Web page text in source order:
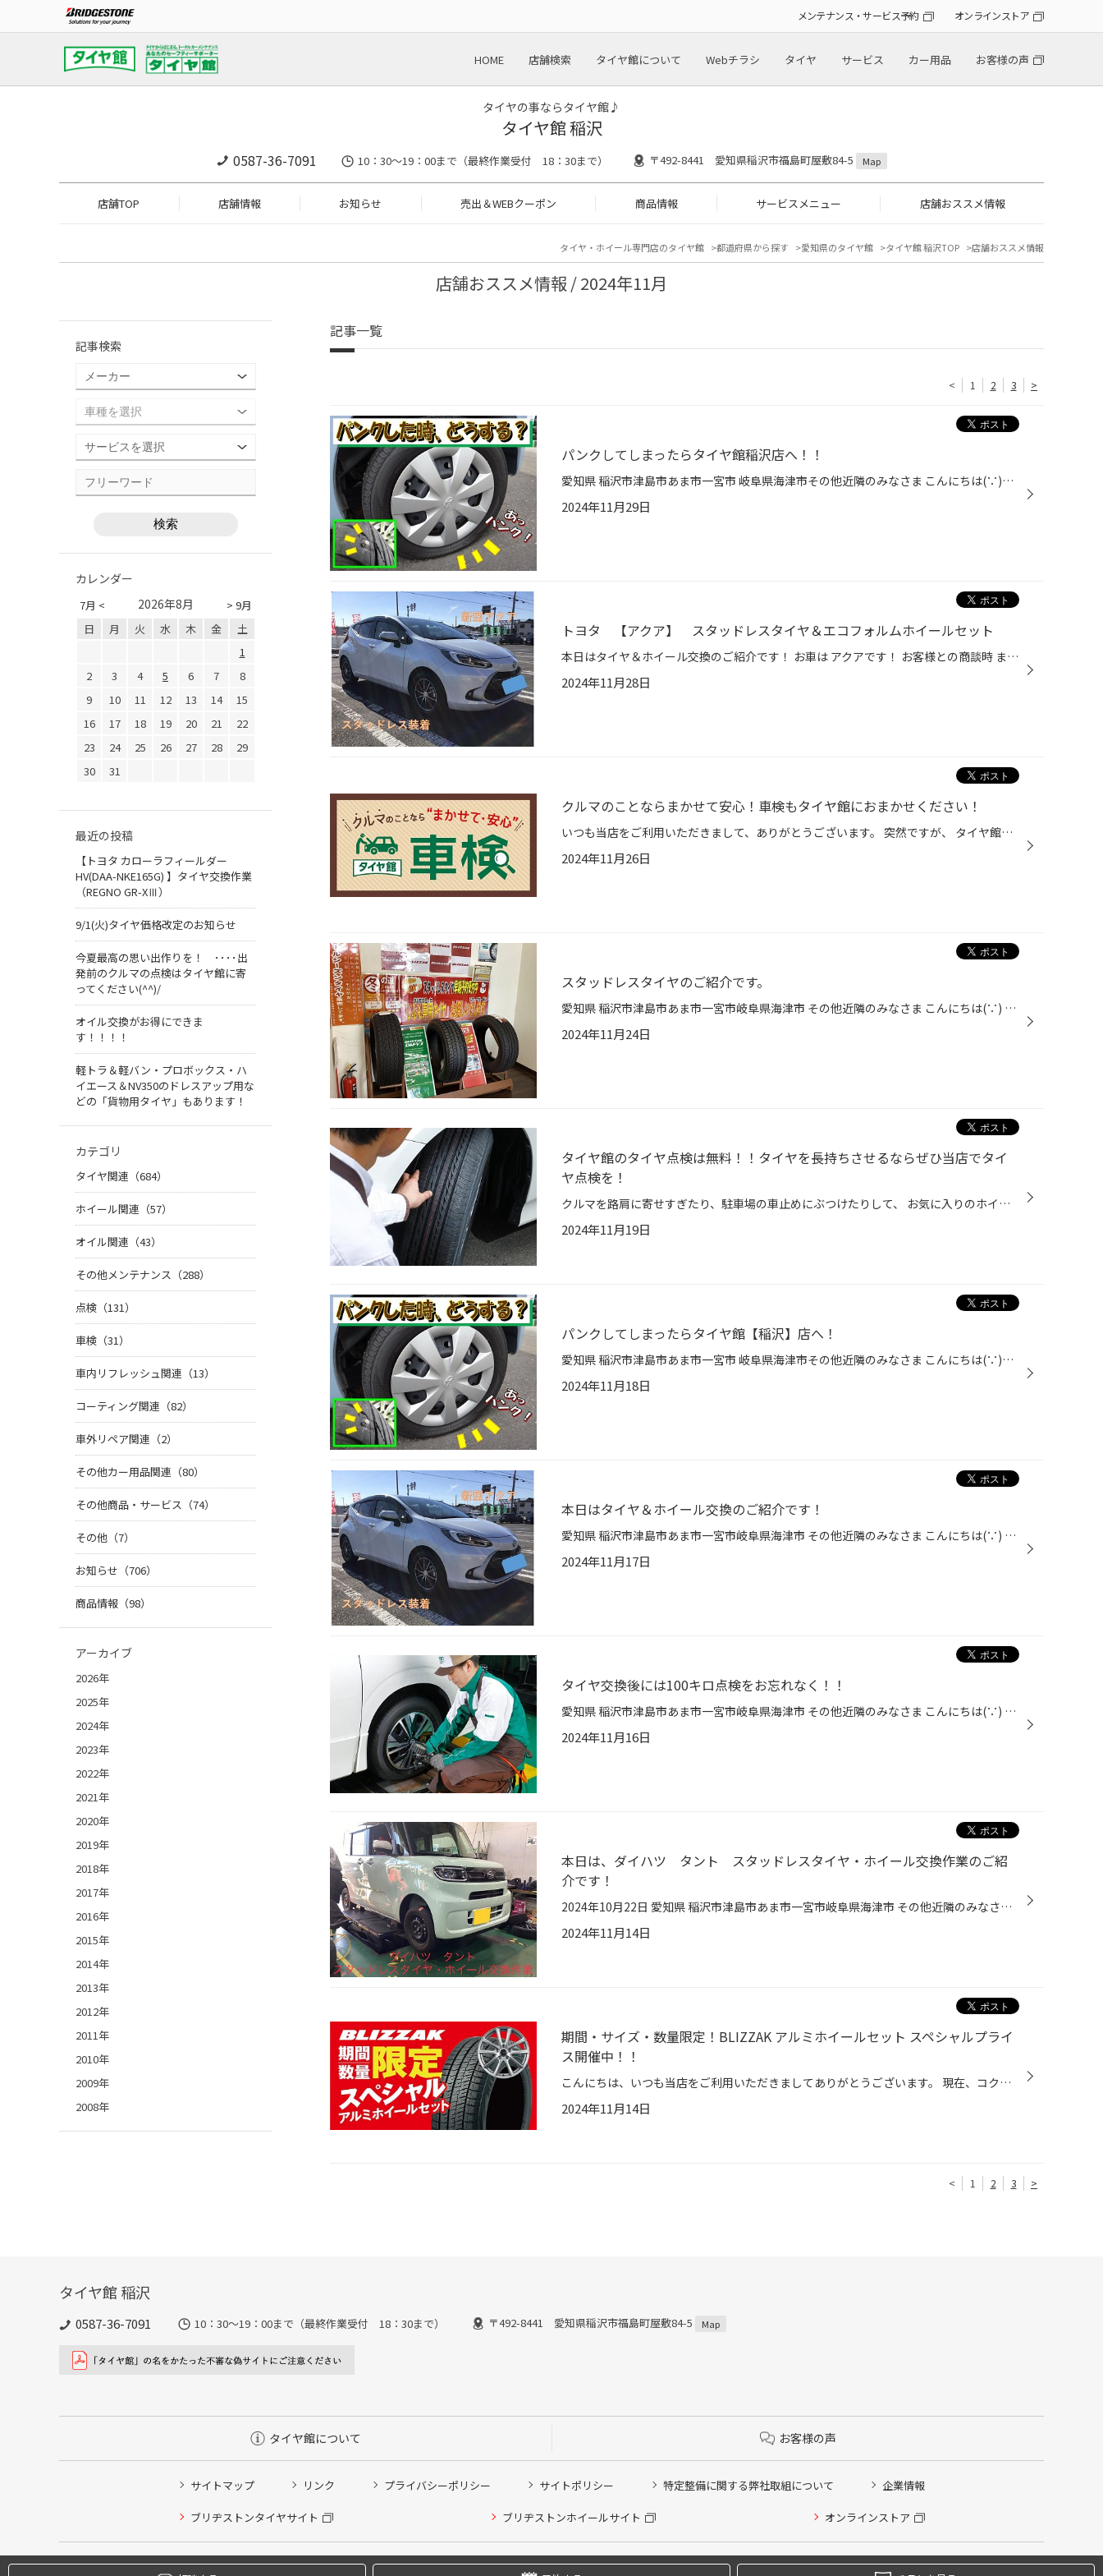
メンテナンス・サービス予約 オンラインストア
HOME 店舗検索 タイヤ館について Webチラシ タイヤ サービス カー用品 お客様の声
タイヤの事ならタイヤ館♪
タイヤ館 稲沢
0587-36-7091 10：30～19：00まで（最終作業受付 18：30まで） 〒492-8441 愛知県稲沢市福島町屋敷84-5 Map
店舗TOP 店舗情報 お知らせ 売出＆WEBクーポン 商品情報 サービスメニュー 店舗おススメ情報
タイヤ・ホイール専門店のタイヤ館 都道府県から探す 愛知県のタイヤ館 タイヤ館 稲沢TOP 店舗おススメ情報
店舗おススメ情報 / 2024年11月
記事一覧
< 1 2 3 >
パンクしてしまったらタイヤ館稲沢店へ！！
愛知県 稲沢市津島市あま市一宮市 岐阜県海津市その他近隣のみなさま こんにちは(∵)愛知県稲沢市福島町 西尾張中央道沿い エンジン オイル交換 も出来る お店 【タイヤ館 稲沢】です。 パンク 補償 サービス も始まりました。 【祝】スマホ決済が導入！ d払い、ペイペイ、Rペイがご利用いただけます...
2024年11月29日
トヨタ 【アクア】 スタッドレスタイヤ＆エコフォルムホイールセット
本日はタイヤ＆ホイール交換のご紹介です！ お車は アクアです！ お客様との商談時 まだ来店された際には納車前で どんなホイールにするかや タイヤの種類はどれにしようか 高いお買い物なので たくさん悩んでもらいました。 その結果 とても似合ってます(^▽^)/ 純正がシルバーだったので 冬は黒に...
2024年11月28日
クルマのことならまかせて安心！車検もタイヤ館におまかせください！
いつも当店をご利用いただきまして、ありがとうございます。 突然ですが、 タイヤ館でおクルマの車検も取り扱っていることご存じですか？ タイヤ館といえば、タイヤ専門店というイメージから、 タイヤを購入するだけのお店というイメージを持たれているお客様も多く、 車検も取り扱っていることをお...
2024年11月26日
スタッドレスタイヤのご紹介です。
愛知県 稲沢市津島市あま市一宮市岐阜県海津市 その他近隣のみなさま こんにちは(∵) 愛知県稲沢市福島町西尾張中央道沿い エンジン オイル交換 も出来る お店 【タイヤ館 稲沢】です。 パンク 補償 サービス もあります。 【祝】スマホ決済が導入！ d払い、ペイペイ、Rペイがご利用いただけます 本...
2024年11月24日
タイヤ館のタイヤ点検は無料！！タイヤを長持ちさせるならぜひ当店でタイ
ヤ点検を！
クルマを路肩に寄せすぎたり、駐車場の車止めにぶつけたりして、 お気に入りのホイールを傷つけてしまったという経験は、多くの方がお持ちなのではないでしょうか。 とっても残念な気持ちになりますが、そんなときタイヤも気にかけていらっしゃいますか？ また、タイヤの“見える側”にはワックスをき...
2024年11月19日
パンクしてしまったらタイヤ館【稲沢】店へ！
愛知県 稲沢市津島市あま市一宮市 岐阜県海津市その他近隣のみなさま こんにちは(∵)愛知県稲沢市福島町 西尾張中央道沿い エンジン オイル交換 も出来る お店 【タイヤ館 稲沢】です。 パンク 補償 サービス も始まりました。 【祝】スマホ決済が導入！ d払い、ペイペイ、Rペイがご利用いただけます...
2024年11月18日
本日はタイヤ＆ホイール交換のご紹介です！
愛知県 稲沢市津島市あま市一宮市岐阜県海津市 その他近隣のみなさま こんにちは(∵) 愛知県稲沢市福島町西尾張中央道沿い エンジン オイル交換 も出来る お店 【タイヤ館 稲沢】です。 パンク 補償 サービス もございます。 【祝】スマホ決済が導入！ d払い、ペイペイ、Rペイがご利用いただけます。...
2024年11月17日
タイヤ交換後には100キロ点検をお忘れなく！！
愛知県 稲沢市津島市あま市一宮市岐阜県海津市 その他近隣のみなさま こんにちは(∵) 愛知県稲沢市福島町西尾張中央道沿い エンジン オイル交換 も出来る お店 【タイヤ館 稲沢】です。 パンク 補償 サービス も始まりました。 【祝】スマホ決済が導入！ d払い、ペイペイ、Rペイがご利用いただけます...
2024年11月16日
本日は、ダイハツ タント スタッドレスタイヤ・ホイール交換作業のご紹
介です！
2024年10月22日 愛知県 稲沢市津島市あま市一宮市岐阜県海津市 その他近隣のみなさま こんにちは(∵) 愛知県稲沢市福島町西尾張中央道沿い エンジン オイル交換 も出来る お店 【タイヤ館 稲沢】です。 パンク 補償 サービス も始まりました。 【祝】スマホ決済が導入！ d払い、ペイペイ、Rペイがご...
2024年11月14日
期間・サイズ・数量限定！BLIZZAK アルミホイールセット スペシャルプライ
ス開催中！！
こんにちは、いつも当店をご利用いただきましてありがとうございます。 現在、コクピット・タイヤ館の一部店舗におきまして、 期間限定！ サイズ限定！！ 数量限定！！！ スタッドレスタイヤのBLIZZAKのアルミホイールセットをスペシャルプライスでご提供中です。 もちろん、当店でもご提供しており...
2024年11月14日
< 1 2 3 >
記事検索
カレンダー
7月 < > 9月
2026年8月
日 月 火 水 木 金
土
1
2
3 4 5 6 7
8
9
10 11 12 13 14
15
16
17 18 19 20 21
22
23
24 25 26 27 28
29
30
31
最近の投稿
【トヨタ カローラフィールダー
HV(DAA-NKE165G) 】タイヤ交換作業
（REGNO GR-XⅢ）
9/1(火)タイヤ価格改定のお知らせ
今夏最高の思い出作りを！ ････出
発前のクルマの点検はタイヤ館に寄
ってください(^^)/
オイル交換がお得にできま
す！！！！
軽トラ＆軽バン・プロボックス・ハ
イエース＆NV350のドレスアップ用な
どの「貨物用タイヤ」もあります！
カテゴリ
タイヤ関連（684）
ホイール関連（57）
オイル関連（43）
その他メンテナンス（288）
点検（131）
車検（31）
車内リフレッシュ関連（13）
コーティング関連（82）
車外リペア関連（2）
その他カー用品関連（80）
その他商品・サービス（74）
その他（7）
お知らせ（706）
商品情報（98）
アーカイブ
2026年
2025年
2024年
2023年
2022年
2021年
2020年
2019年
2018年
2017年
2016年
2015年
2014年
2013年
2012年
2011年
2010年
2009年
2008年
タイヤ館 稲沢
0587-36-7091 10：30～19：00まで（最終作業受付 18：30まで） 〒492-8441 愛知県稲沢市福島町屋敷84-5 Map
タイヤ館について お客様の声
サイトマップ リンク プライバシーポリシー サイトポリシー 特定整備に関する弊社取組について 企業情報
ブリヂストンタイヤサイト ブリヂストンホイールサイト オンラインストア
Copyright © 2024 Bridgestone Retail Co.,Ltd. All rights Reserved.
タイヤ点検・安全点検/タイヤ履き替え/オイル交換/その他ピット作業の予約
クローク契約会員専用タイヤ履き替え※タイヤ履き替えを希望のクローク契約会員の方はこちらを選択ください
本日のタイヤ履き替え順番待ち予約 ※クローク契約会員の方はご利用いただけません